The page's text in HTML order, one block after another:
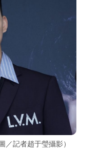
／記者趙于瑩攝影）